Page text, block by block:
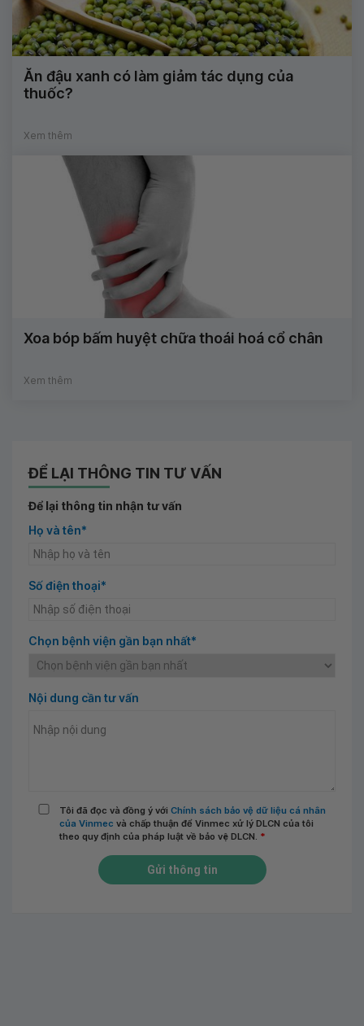
Ăn đậu xanh có làm giảm tác dụng của
thuốc?
Xem thêm
Xoa bóp bấm huyệt chữa thoái hoá cổ chân
Xem thêm
ĐỂ LẠI THÔNG TIN TƯ VẤN
Để lại thông tin nhận tư vấn
Họ và tên*
Số điện thoại*
Chọn bệnh viện gần bạn nhất*
Nội dung cần tư vấn
Tôi đã đọc và đồng ý với Chính sách bảo vệ dữ liệu cá nhân
của Vinmec và chấp thuận để Vinmec xử lý DLCN của tôi
theo quy định của pháp luật về bảo vệ DLCN. *
Gửi thông tin